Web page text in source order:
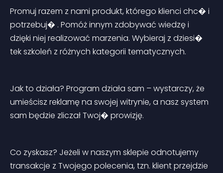
Promuj razem z nami produkt, którego klienci chc� i
potrzebuj� . Pomóż innym zdobywać wiedzę i
dzięki niej realizować marzenia. Wybieraj z dziesi�
tek szkoleń z różnych kategorii tematycznych.
Jak to działa? Program działa sam – wystarczy, że
umieścisz reklamę na swojej witrynie, a nasz system
sam będzie zliczał Twoj� prowizję.
Co zyskasz? Jeżeli w naszym sklepie odnotujemy
transakcje z Twojego polecenia, tzn. klient przejdzie